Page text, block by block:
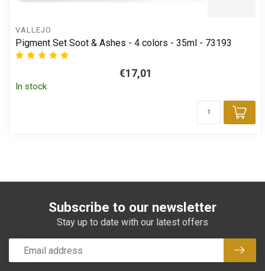
VALLEJO
Pigment Set Soot & Ashes - 4 colors - 35ml - 73193
€17,01
In stock
Subscribe to our newsletter
Stay up to date with our latest offers